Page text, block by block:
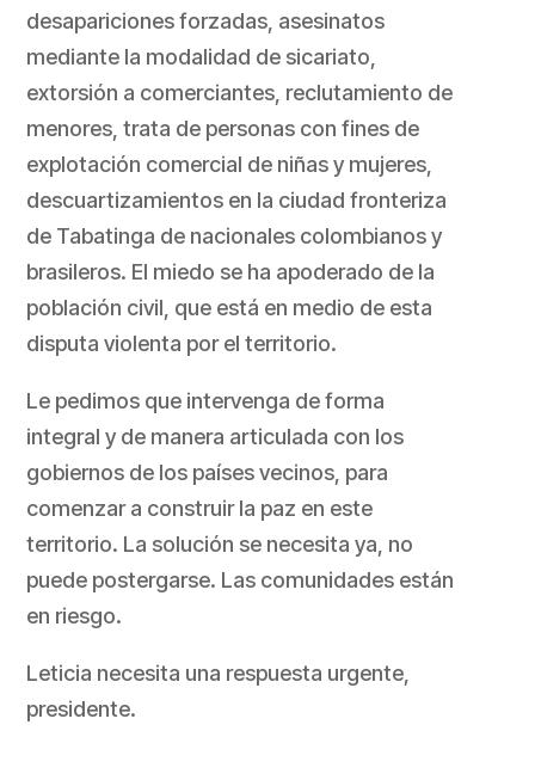
desapariciones forzadas, asesinatos
mediante la modalidad de sicariato,
extorsión a comerciantes, reclutamiento de
menores, trata de personas con fines de
explotación comercial de niñas y mujeres,
descuartizamientos en la ciudad fronteriza
de Tabatinga de nacionales colombianos y
brasileros. El miedo se ha apoderado de la
población civil, que está en medio de esta
disputa violenta por el territorio.
Le pedimos que intervenga de forma
integral y de manera articulada con los
gobiernos de los países vecinos, para
comenzar a construir la paz en este
territorio. La solución se necesita ya, no
puede postergarse. Las comunidades están
en riesgo.
Leticia necesita una respuesta urgente,
presidente.